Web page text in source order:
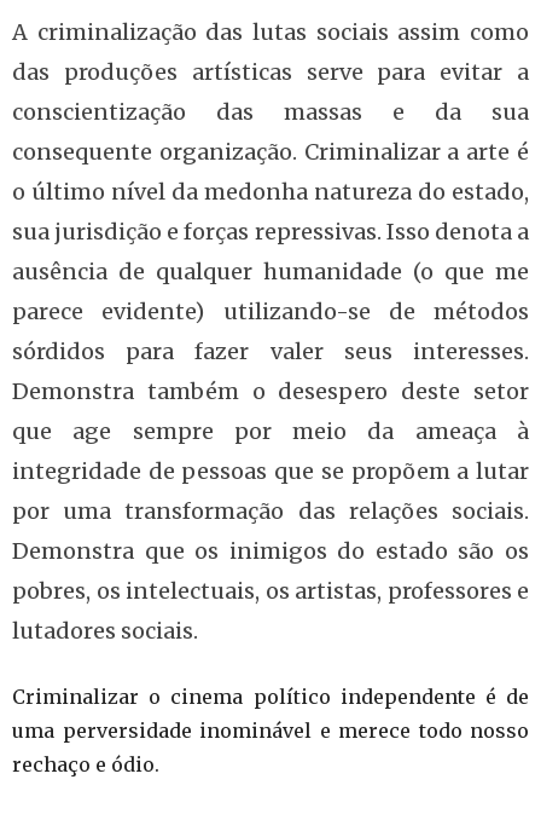
A criminalização das lutas sociais assim como
das produções artísticas serve para evitar a
conscientização das massas e da sua
consequente organização. Criminalizar a arte é
o último nível da medonha natureza do estado,
sua jurisdição e forças repressivas. Isso denota a
ausência de qualquer humanidade (o que me
parece evidente) utilizando-se de métodos
sórdidos para fazer valer seus interesses.
Demonstra também o desespero deste setor
que age sempre por meio da ameaça à
integridade de pessoas que se propõem a lutar
por uma transformação das relações sociais.
Demonstra que os inimigos do estado são os
pobres, os intelectuais, os artistas, professores e
lutadores sociais.
Criminalizar o cinema político independente é de
uma perversidade inominável e merece todo nosso
rechaço e ódio.